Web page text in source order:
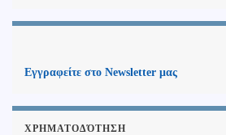
Εγγραφείτε στο Newsletter μας
ΧΡΗΜΑΤΟΔΌΤΗΣΗ